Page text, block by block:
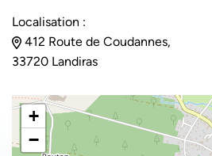
Localisation :
412 Route de Coudannes,
33720 Landiras
+
−